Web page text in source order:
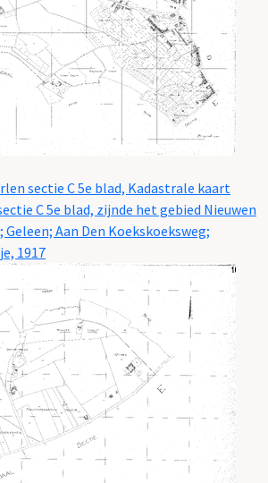
sectie C 5e blad, Kadastrale kaart
C 5e blad, zijnde het gebied Nieuwen
Geleen; Aan Den Koekskoeksweg;
1917